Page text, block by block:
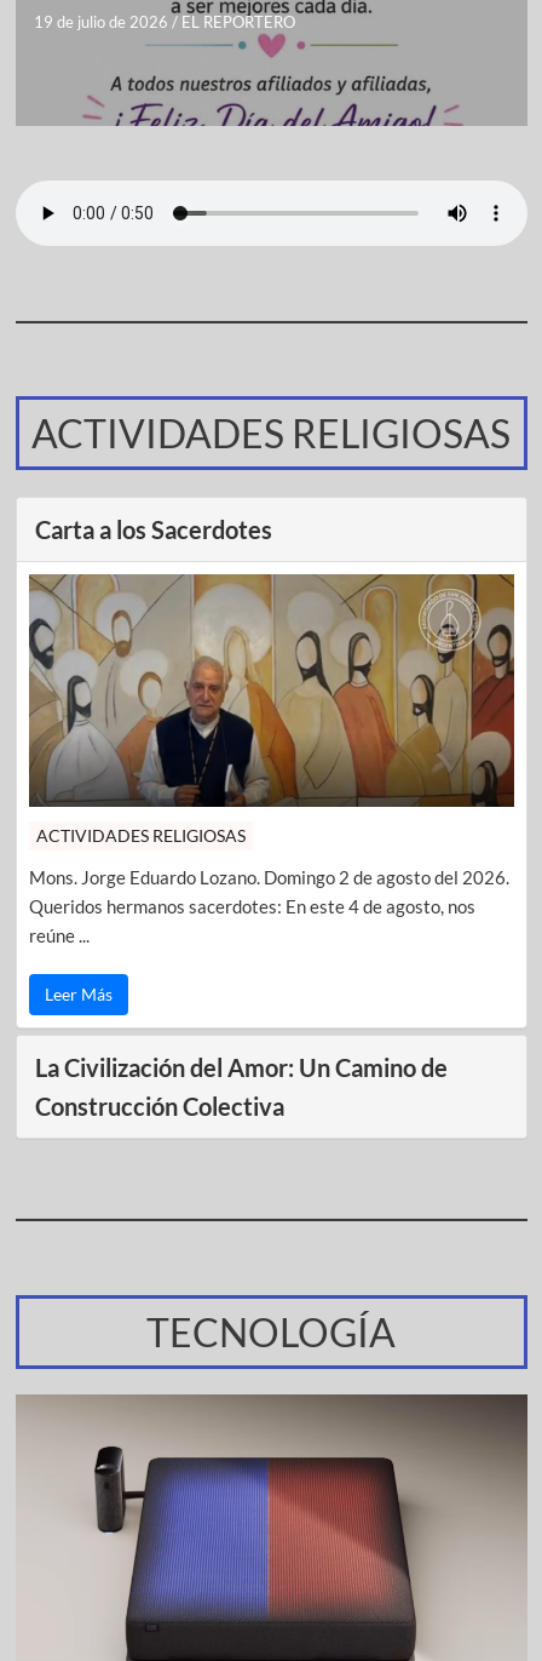
19 de julio de 2026 / EL REPORTERO
ACTIVIDADES RELIGIOSAS
Carta a los Sacerdotes
ACTIVIDADES RELIGIOSAS
Mons. Jorge Eduardo Lozano. Domingo 2 de agosto del 2026.
Queridos hermanos sacerdotes: En este 4 de agosto, nos
reúne ...
Leer Más
La Civilización del Amor: Un Camino de
Construcción Colectiva
TECNOLOGÍA